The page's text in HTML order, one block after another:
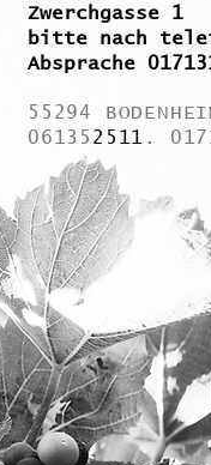
Zwerchgasse 1
bitte nach
Absprache
55294
06135 2511 .